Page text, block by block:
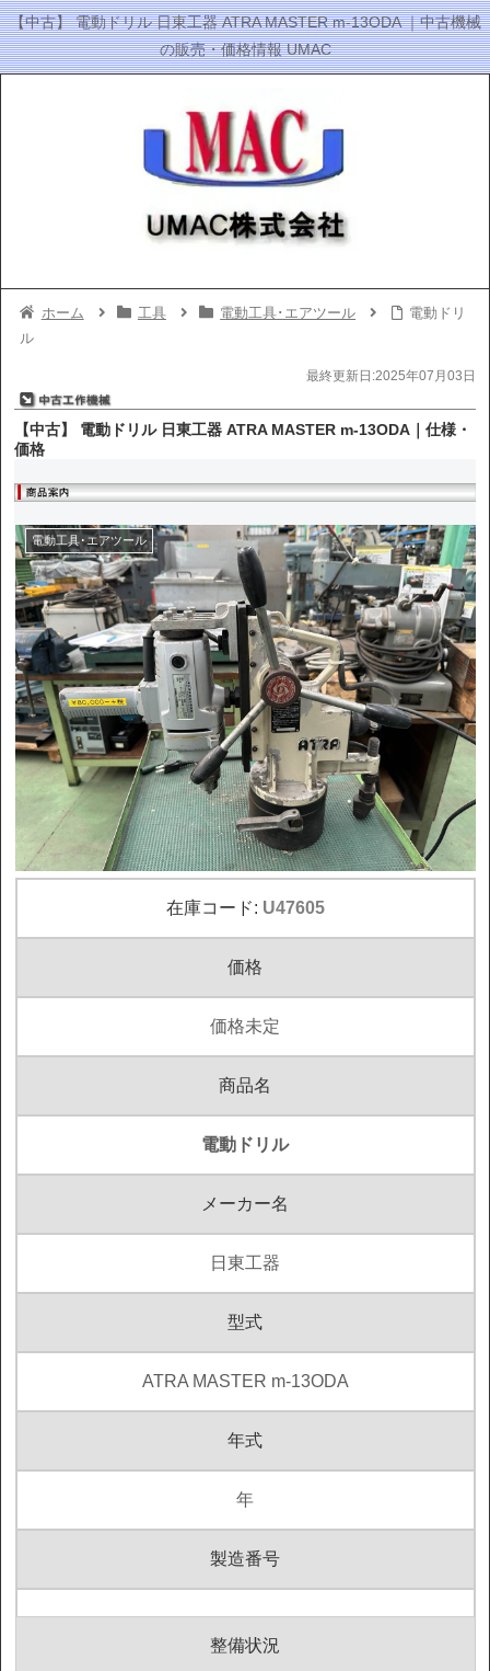
【中古】 電動ドリル 日東工器 ATRA MASTER m-13ODA ｜中古機械
の販売・価格情報 UMAC
ホーム 工具 電動工具･エアツール
電動ドリ
ル
最終更新日:2025年07月03日
【中古】 電動ドリル 日東工器 ATRA MASTER m-13ODA｜仕様・
価格
電動工具･エアツール
在庫コード: U47605
価格
価格未定
商品名
電動ドリル
メーカー名
日東工器
型式
ATRA MASTER m-13ODA
年式
年
製造番号
整備状況